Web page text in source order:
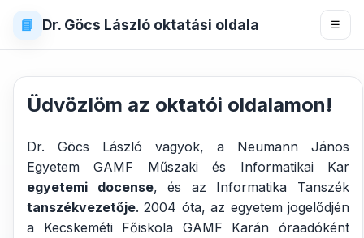
📘 Dr. Göcs László oktatási oldala ☰
Üdvözlöm az oktatói oldalamon!
Dr. Göcs László vagyok, a Neumann János
Egyetem GAMF Műszaki és Informatikai Kar
egyetemi docense, és az Informatika Tanszék
tanszékvezetője. 2004 óta, az egyetem jogelődjén
a Kecskeméti Főiskola GAMF Karán óraadóként